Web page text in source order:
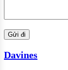
Davines